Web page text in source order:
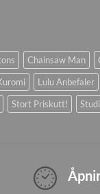
Chainsaw Man
Lulu Anbefaler
Stort Priskutt!